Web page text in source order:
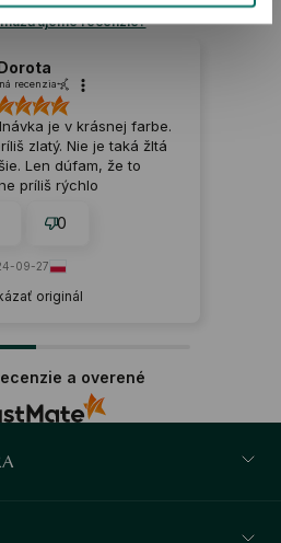
recenzie?
je v krásnej farbe.
Nie je taká žltá
dúfam, že to
rýchlo
a overené